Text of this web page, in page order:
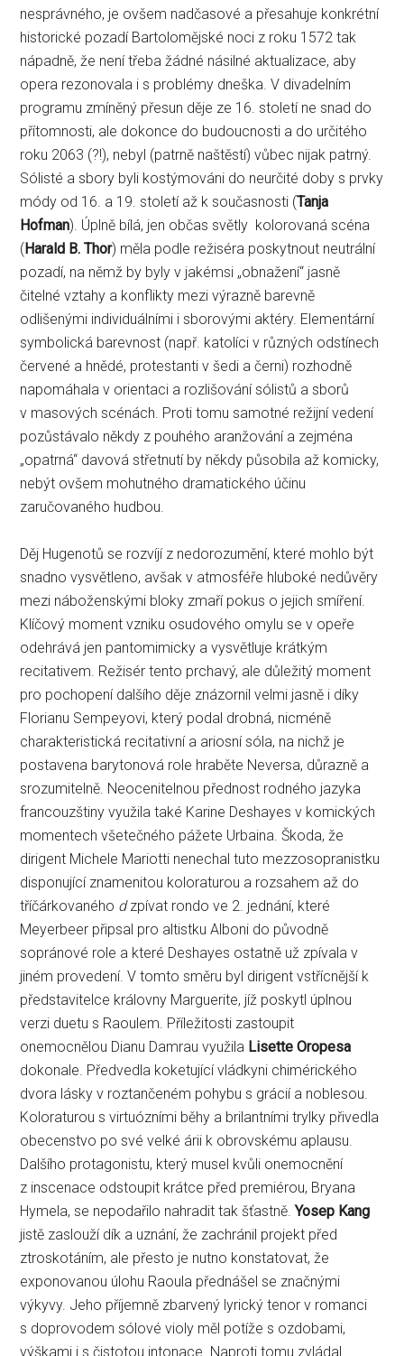
nesprávného, je ovšem nadčasové a přesahuje konkrétní
historické pozadí Bartolomějské noci z roku 1572 tak
nápadně, že není třeba žádné násilné aktualizace, aby
opera rezonovala i s problémy dneška. V divadelním
programu zmíněný přesun děje ze 16. století ne snad do
přítomnosti, ale dokonce do budoucnosti a do určitého
roku 2063 (?!), nebyl (patrně naštěstí) vůbec nijak patrný.
Sólisté a sbory byli kostýmováni do neurčité doby s prvky
módy od 16. a 19. století až k současnosti (Tanja
Hofman). Úplně bílá, jen občas světly kolorovaná scéna
(Harald B. Thor) měla podle režiséra poskytnout neutrální
pozadí, na němž by byly v jakémsi „obnažení“ jasně
čitelné vztahy a konflikty mezi výrazně barevně
odlišenými individuálními i sborovými aktéry. Elementární
symbolická barevnost (např. katolíci v různých odstínech
červené a hnědé, protestanti v šedi a černi) rozhodně
napomáhala v orientaci a rozlišování sólistů a sborů
v masových scénách. Proti tomu samotné režijní vedení
pozůstávalo někdy z pouhého aranžování a zejména
„opatrná“ davová střetnutí by někdy působila až komicky,
nebýt ovšem mohutného dramatického účinu
zaručovaného hudbou.
Děj Hugenotů se rozvíjí z nedorozumění, které mohlo být
snadno vysvětleno, avšak v atmosféře hluboké nedůvěry
mezi náboženskými bloky zmaří pokus o jejich smíření.
Klíčový moment vzniku osudového omylu se v opeře
odehrává jen pantomimicky a vysvětluje krátkým
recitativem. Režisér tento prchavý, ale důležitý moment
pro pochopení dalšího děje znázornil velmi jasně i díky
Florianu Sempeyovi, který podal drobná, nicméně
charakteristická recitativní a ariosní sóla, na nichž je
postavena barytonová role hraběte Neversa, důrazně a
srozumitelně. Neocenitelnou přednost rodného jazyka
francouzštiny využila také Karine Deshayes v komických
momentech všetečného pážete Urbaina. Škoda, že
dirigent Michele Mariotti nenechal tuto mezzosopranistku
disponující znamenitou koloraturou a rozsahem až do
tříčárkovaného dzpívat rondo ve 2. jednání, které
Meyerbeer připsal pro altistku Alboni do původně
sopránové role a které Deshayes ostatně už zpívala v
jiném provedení. V tomto směru byl dirigent vstřícnější k
představitelce královny Marguerite, jíž poskytl úplnou
verzi duetu s Raoulem. Příležitosti zastoupit
onemocnělou Dianu Damrau využila Lisette Oropesa
dokonale. Předvedla koketující vládkyni chimérického
dvora lásky v roztančeném pohybu s grácií a noblesou.
Koloraturou s virtuózními běhy a brilantními trylky přivedla
obecenstvo po své velké árii k obrovskému aplausu.
Dalšího protagonistu, který musel kvůli onemocnění
z inscenace odstoupit krátce před premiérou, Bryana
Hymela, se nepodařilo nahradit tak šťastně.Yosep Kang
jistě zaslouží dík a uznání, že zachránil projekt před
ztroskotáním, ale přesto je nutno konstatovat, že
exponovanou úlohu Raoula přednášel se značnými
výkyvy. Jeho příjemně zbarvený lyrický tenor v romanci
s doprovodem sólové violy měl potíže s ozdobami,
výškami i s čistotou intonace. Naproti tomu zvládal